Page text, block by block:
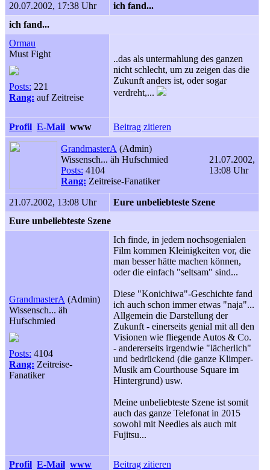
20.07.2002, 17:38 Uhr
ich fand...
ich fand...
Ormau
Must Fight
Posts: 221
Rang: auf Zeitreise
..das als untermahlung des ganzen
nicht schlecht, um zu zeigen das die
Zukunft anders ist, oder sogar
verdreht,...
Profil E-Mail www Beitrag zitieren
GrandmasterA (Admin)
Wissensch... äh Hufschmied
Posts: 4104
Rang: Zeitreise-Fanatiker
21.07.2002,
13:08 Uhr
21.07.2002, 13:08 Uhr
Eure unbeliebteste Szene
Eure unbeliebteste Szene
GrandmasterA (Admin)
Wissensch... äh
Hufschmied
Posts: 4104
Rang: Zeitreise-
Fanatiker
Ich finde, in jedem nochsogenialen
Film kommen Kleinigkeiten vor, die
man besser hätte machen können,
oder die einfach "seltsam" sind...
Diese "Konichiwa"-Geschichte fand
ich auch schon immer etwas "naja"...
Allgemein die Darstellung der
Zukunft - einerseits genial mit all den
Visionen wie fliegende Autos & Co.
- andererseits irgendwie "lächerlich"
und bedrückend (die ganze Klimper-
Musik am Courthouse Square im
Hintergrund) usw.
Meine unbeliebteste Szene ist somit
auch das ganze Telefonat in 2015
sowohl mit Needles als auch mit
Fujitsu...
Profil E-Mail www Beitrag zitieren